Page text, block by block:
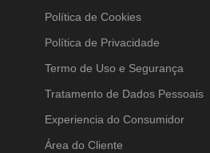
Política de Cookies
Política de Privacidade
Termo de Uso e Segurança
Tratamento de Dados Pessoais
Experiencia do Consumidor
Área do Cliente